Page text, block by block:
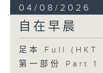
04/08/2026
自在早晨
足本 Full
第一部份 Part